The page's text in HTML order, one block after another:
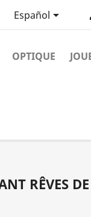
Español
OPTIQUE
RÊVES DE